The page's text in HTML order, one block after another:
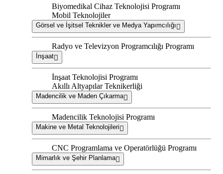
Biyomedikal Cihaz Teknolojisi Programı
Mobil Teknolojiler
Görsel ve İşitsel Teknikler ve Medya Yapımcılığı
Radyo ve Televizyon Programcılığı Programı
İnşaat
İnşaat Teknolojisi Programı
Akıllı Altyapılar Teknikerliği
Madencilik ve Maden Çıkarma
Madencilik Teknolojisi Programı
Makine ve Metal Teknolojileri
CNC Programlama ve Operatörlüğü Programı
Mimarlık ve Şehir Planlama